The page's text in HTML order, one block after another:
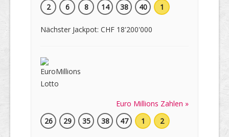
2
6 8 14 38 40 1
Nächster Jackpot: CHF 18'200'000
Euro Millions Zahlen »
26
29 35 38 47 1 2